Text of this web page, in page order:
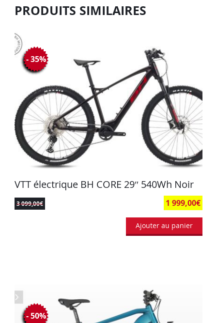
PRODUITS SIMILAIRES
VTT électrique BH CORE 29″ 540Wh Noir
3 099,00€ 1 999,00€
- 35%
Ajouter au panier
- 50%